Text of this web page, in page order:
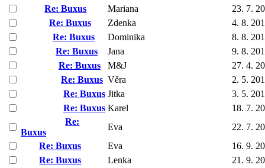
Re: Buxus
Mariana
23. 7.
Re: Buxus
Zdenka
4. 8.
Re: Buxus
Dominika
8. 8.
Re: Buxus
Jana
9. 8.
Re: Buxus
M&J
27. 4.
Re: Buxus Věra
2. 5.
Re: Buxus Jitka
3. 5.
Re: Buxus Karel
18. 7.
Re:
Buxus
Eva
22. 7.
Re: Buxus
Eva
16. 9.
Re: Buxus
Lenka
21. 9.